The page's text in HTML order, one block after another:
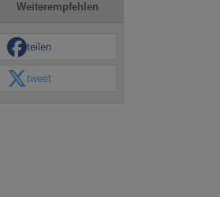
Weiterempfehlen
teilen
tweet